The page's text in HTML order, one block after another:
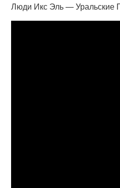
Люди Икс Эль — Уральские